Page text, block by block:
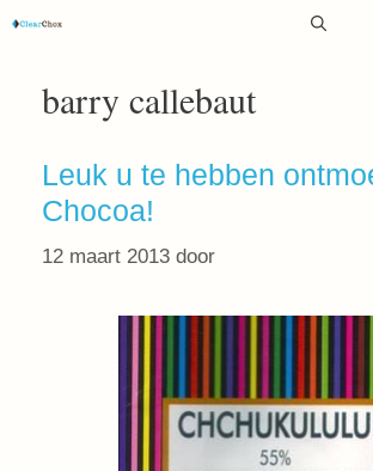
Ga
inhoudbarry callebaut
Leuk u te hebben
Chocoa!
12 maart 2013 door